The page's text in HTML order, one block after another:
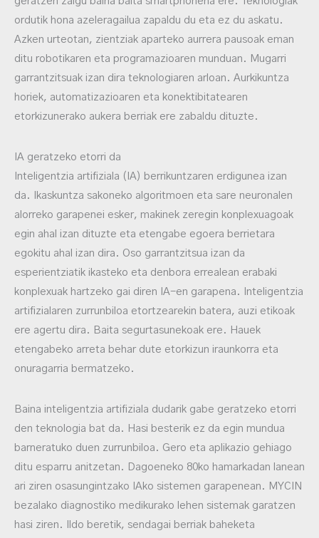
ordutik hona azeleragailua zapaldu du eta ez du askatu.
Azken urteotan, zientziak aparteko aurrera pausoak eman
ditu robotikaren eta programazioaren munduan. Mugarri
garrantzitsuak izan dira teknologiaren arloan. Aurkikuntza
horiek, automatizazioaren eta konektibitatearen
etorkizunerako aukera berriak ere zabaldu dituzte.
IA geratzeko etorri da
Inteligentzia artifiziala (IA) berrikuntzaren erdigunea izan
da. Ikaskuntza sakoneko algoritmoen eta sare neuronalen
alorreko garapenei esker, makinek zeregin konplexuagoak
egin ahal izan dituzte eta etengabe egoera berrietara
egokitu ahal izan dira. Oso garrantzitsua izan da
esperientziatik ikasteko eta denbora errealean erabaki
konplexuak hartzeko gai diren IA-en garapena. Inteligentzia
artifizialaren zurrunbiloa etortzearekin batera, auzi etikoak
ere agertu dira. Baita segurtasunekoak ere. Hauek
etengabeko arreta behar dute etorkizun iraunkorra eta
onuragarria bermatzeko.
Baina inteligentzia artifiziala dudarik gabe geratzeko etorri
den teknologia bat da. Hasi besterik ez da egin mundua
barneratuko duen zurrunbiloa. Gero eta aplikazio gehiago
ditu esparru anitzetan. Dagoeneko 80ko hamarkadan lanean
ari ziren osasungintzako IAko sistemen garapenean. MYCIN
bezalako diagnostiko medikurako lehen sistemak garatzen
hasi ziren. Ildo beretik, sendagai berriak baheketa